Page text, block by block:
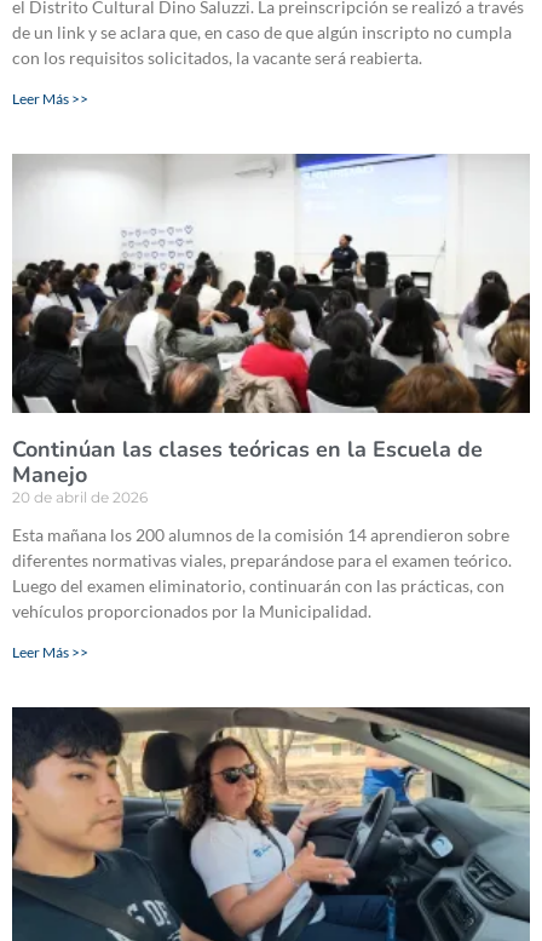
el Distrito Cultural Dino Saluzzi. La preinscripción se realizó a través
de un link y se aclara que, en caso de que algún inscripto no cumpla
con los requisitos solicitados, la vacante será reabierta.
Leer Más >>
Continúan las clases teóricas en la Escuela de
Manejo
20 de abril de 2026
Esta mañana los 200 alumnos de la comisión 14 aprendieron sobre
diferentes normativas viales, preparándose para el examen teórico.
Luego del examen eliminatorio, continuarán con las prácticas, con
vehículos proporcionados por la Municipalidad.
Leer Más >>